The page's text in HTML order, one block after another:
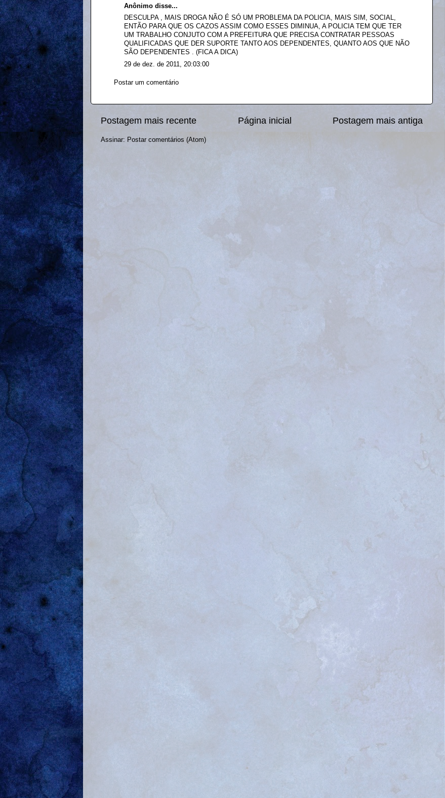
Anônimo disse...
DESCULPA , MAIS DROGA NÃO É SÓ UM PROBLEMA DA POLICIA, MAIS SIM, SOCIAL,
ENTÃO PARA QUE OS CAZOS ASSIM COMO ESSES DIMINUA, A POLICIA TEM QUE TER
UM TRABALHO CONJUTO COM A PREFEITURA QUE PRECISA CONTRATAR PESSOAS
QUALIFICADAS QUE DER SUPORTE TANTO AOS DEPENDENTES, QUANTO AOS QUE NÃO
SÃO DEPENDENTES . (FICA A DICA)
29 de dez. de 2011, 20:03:00
Postar um comentário
Postagem mais recente Postagem mais antiga
Página inicial
Assinar: Postar comentários (Atom)